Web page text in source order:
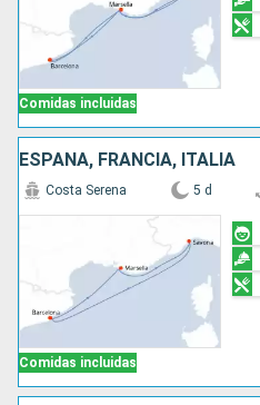
Comidas incluidas
ESPAÑA, FRANCIA, ITALIA
Comidas incluidas
Costa Serena 5 d